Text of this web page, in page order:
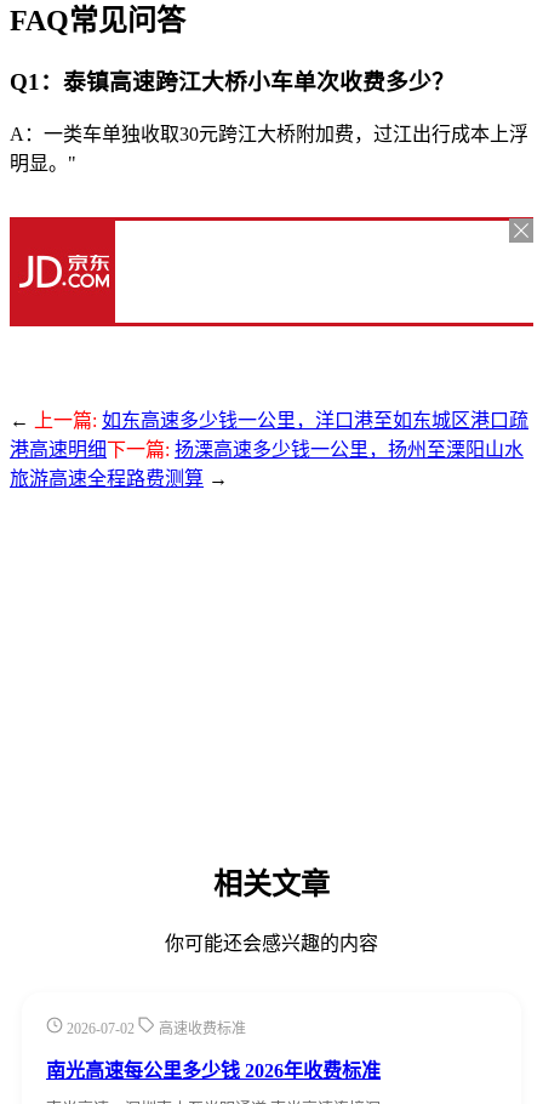
FAQ常见问答
Q1：泰镇高速跨江大桥小车单次收费多少？
A：一类车单独收取30元跨江大桥附加费，过江出行成本上浮
明显。"
← 上一篇: 如东高速多少钱一公里，洋口港至如东城区港口疏
港高速明细下一篇: 扬溧高速多少钱一公里，扬州至溧阳山水
旅游高速全程路费测算 →
相关文章
你可能还会感兴趣的内容
2026-07-02 高速收费标准
南光高速每公里多少钱 2026年收费标准